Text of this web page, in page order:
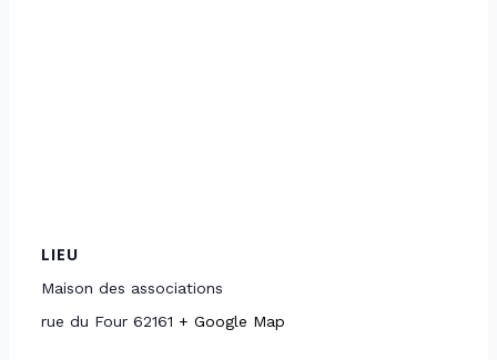
LIEU
Maison des associations
rue du Four 62161 + Google Map